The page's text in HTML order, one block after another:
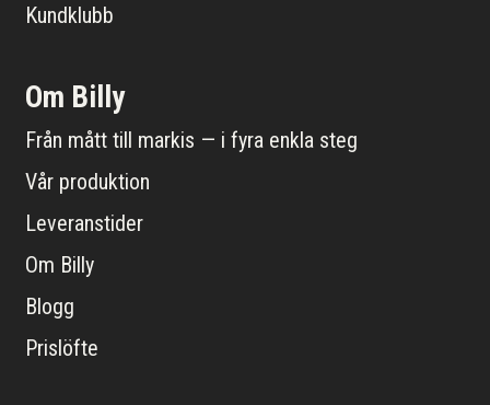
Kundklubb
Om Billy
Från mått till markis — i fyra enkla steg
Vår produktion
Leveranstider
Om Billy
Blogg
Prislöfte